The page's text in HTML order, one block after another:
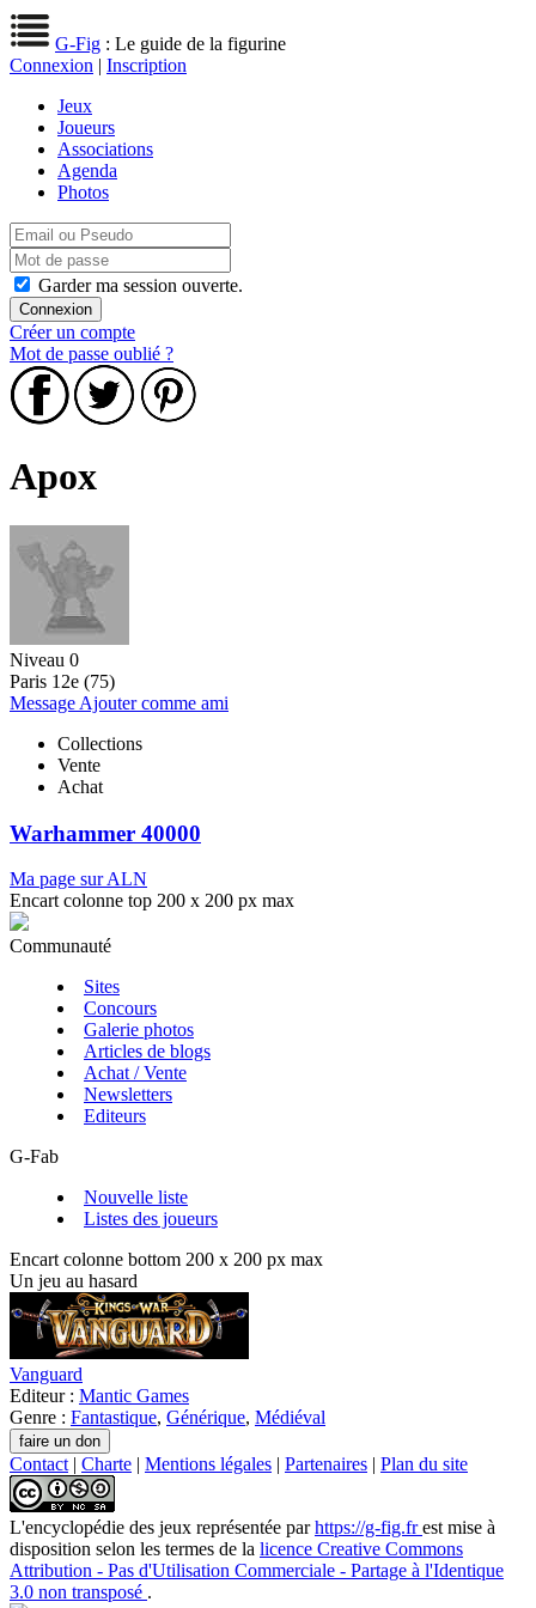
G-Fig : Le guide de la figurine
Connexion | Inscription
Jeux
Joueurs
Associations
Agenda
Photos
Garder ma session ouverte.
Créer un compte
Mot de passe oublié ?
Apox
Niveau 0
Paris 12e (75)
Message Ajouter comme ami
Collections
Vente
Achat
Warhammer 40000
Ma page sur ALN
Encart colonne top 200 x 200 px max
Communauté
Sites
Concours
Galerie photos
Articles de blogs
Achat / Vente
Newsletters
Editeurs
G-Fab
Nouvelle liste
Listes des joueurs
Encart colonne bottom 200 x 200 px max
Un jeu au hasard
Vanguard
Editeur : Mantic Games
Genre : Fantastique, Générique, Médiéval
Contact | Charte | Mentions légales | Partenaires | Plan du site
L'encyclopédie des jeux représentée parhttps://g-fig.frest mise à
disposition selon les termes de la licence Creative Commons
Attribution - Pas d'Utilisation Commerciale - Partage à l'Identique
3.0 non transposé .